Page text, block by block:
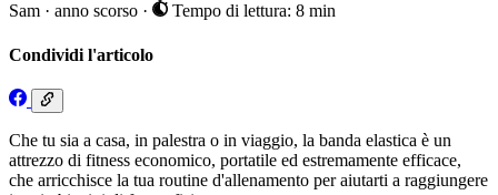
Sam · anno scorso · Tempo di lettura: 8 min
Condividi l'articolo
Che tu sia a casa, in palestra o in viaggio, la banda elastica è un
attrezzo di fitness economico, portatile ed estremamente efficace,
che arricchisce la tua routine d'allenamento per aiutarti a raggiungere